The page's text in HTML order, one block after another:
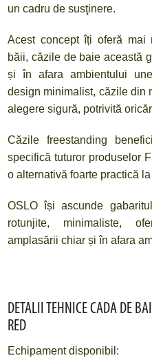
un cadru de susţinere.
Acest concept îți oferă mai
băii, căzile de baie această
și în afara ambientului
design minimalist, căzile din
alegere sigură, potrivită
Căzile freestanding
specifică tuturor produselor
o alternativă foarte practică
OSLO își ascunde
rotunjite, minimaliste,
amplasării chiar și în afara
DETALII TEHNICE CADA DE
RED
Echipament disponibil: